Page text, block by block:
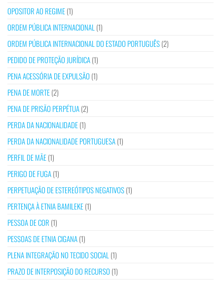
OPOSITOR AO REGIME(1)
ORDEM PÚBLICA INTERNACIONAL (1)
ORDEM PÚBLICA INTERNACIONAL DO ESTADO PORTUGUÊS(2)
PEDIDO DE PROTEÇÃO JURÍDICA(1)
PENA ACESSÓRIA DE EXPULSÃO (1)
PENA DE MORTE(2)
PENA DE PRISÃO PERPÉTUA(2)
PERDA DA NACIONALIDADE(1)
PERDA DA NACIONALIDADE PORTUGUESA(1)
PERFIL DE MÃE(1)
PERIGO DE FUGA(1)
PERPETUAÇÃO DE ESTEREÓTIPOS NEGATIVOS(1)
PERTENÇA À ETNIA BAMILEKE(1)
PESSOA DE COR (1)
PESSOAS DE ETNIA CIGANA(1)
PLENA INTEGRAÇÃO NO TECIDO SOCIAL (1)
PRAZO DE INTERPOSIÇÃO DO RECURSO (1)